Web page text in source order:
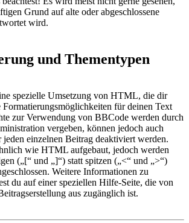
Grund auf alte oder abgeschlossene
wird.
und Thementypen
spezielle Umsetzung von HTML, die dir
Formatierungsmöglichkeiten für deinen Text
zur Verwendung von BBCode werden durch
vergeben, können jedoch auch
einzelnen Beitrag deaktiviert werden.
wie HTML aufgebaut, jedoch werden
(„[“ und „]“) statt spitzen („<“ und „>“)
Weitere Informationen zu
du auf einer speziellen Hilfe-Seite, die von
aus zugänglich ist.